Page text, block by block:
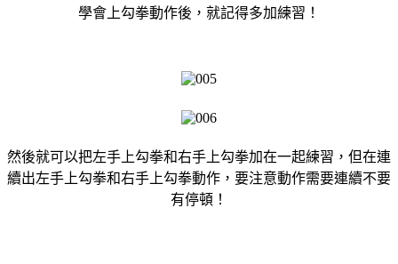
學會上勾拳動作後，就記得多加練習！
然後就可以把左手上勾拳和右手上勾拳加在一起練習，但在連
續出左手上勾拳和右手上勾拳動作，要注意動作需要連續不要
有停頓！